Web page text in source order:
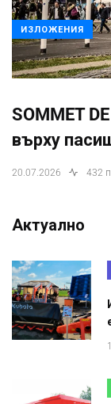
ИЗЛОЖЕНИЯ
SOMMET
върху
20.07.2026 432
Актуално